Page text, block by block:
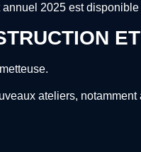
2025 est disponible
ateliers, notamment